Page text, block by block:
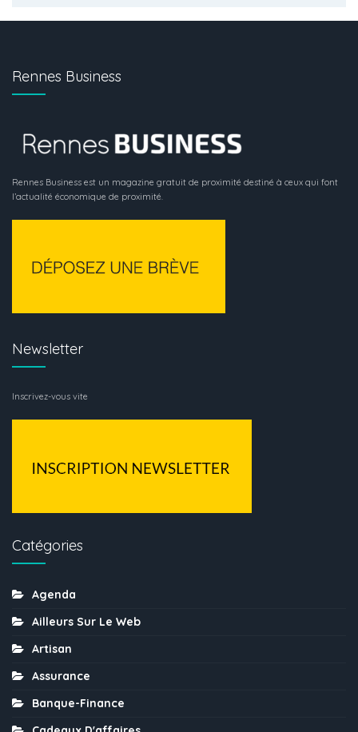
Rennes Business
Rennes Business est un magazine gratuit de proximité destiné à ceux qui font
l’actualité économique de proximité.
Newsletter
Inscrivez-vous vite
Catégories
Agenda
Ailleurs Sur Le Web
Artisan
Assurance
Banque-Finance